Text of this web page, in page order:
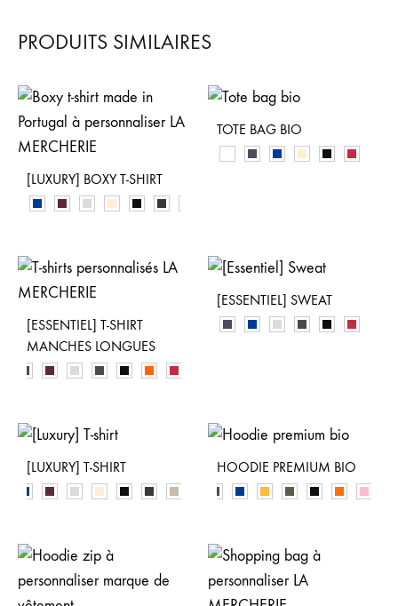
PRODUITS SIMILAIRES
[LUXURY] BOXY T-SHIRT
TOTE BAG BIO
[ESSENTIEL] T-SHIRT
MANCHES LONGUES
[ESSENTIEL] SWEAT
[LUXURY] T-SHIRT HOODIE PREMIUM BIO